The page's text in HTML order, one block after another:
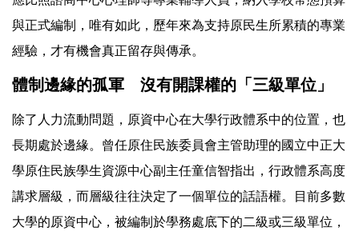
與正式編制，唯有如此，歷年來為支持原民生所累積的專業
經驗，才有機會真正留存與傳承。
體制邊緣的孤軍 沒有開課權的「三級單位」
除了人力流動問題，原資中心在大學行政體系中的位置，也
長期處於邊緣。曾任原住民族委員會主管助理的國立中正大
學原住民族學生資源中心副主任童信智指出，行政體系高度
講求層級，而層級往往決定了一個單位的話語權。目前多數
大學的原資中心，被編制於學務處底下的二級或三級單位，